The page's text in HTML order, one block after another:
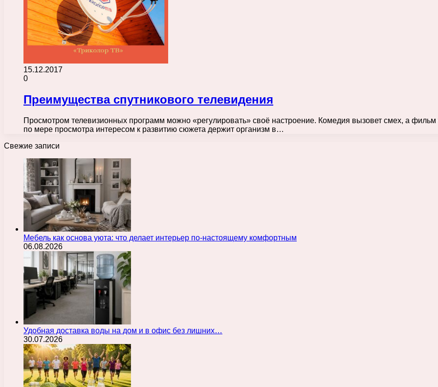
15.12.2017
0
Преимущества спутникового телевидения
Просмотром телевизионных программ можно «регулировать» своё настроение. Комедия вызовет смех, а
по мере просмотра интересом к развитию сюжета держит организм в…
Свежие записи
Мебель как основа уюта: что делает интерьер по-настоящему комфортным
06.08.2026
Удобная доставка воды на дом и в офис без лишних…
30.07.2026